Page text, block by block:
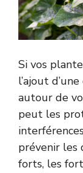
Si vos
l’ajout
autour de
peut les
prévenir les
forts, les